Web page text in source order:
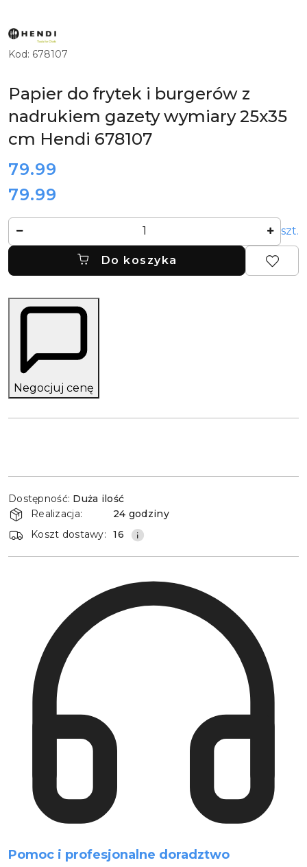
ZOBACZ
PRODUKTY
MARKI
HENDI
Kod: 678107
Papier do frytek i burgerów z
nadrukiem gazety wymiary 25x35
cm Hendi 678107
cena:
79.99
Cena:
79.99
szt.
Do koszyka
Negocjuj cenę
i
dostawa
Dostępność: Duża ilość
Realizacja:
24 godziny
Koszt dostawy:
16
Pomoc i profesjonalne doradztwo